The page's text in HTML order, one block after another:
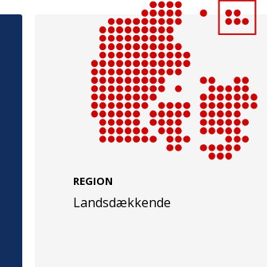
bliver formidlet til danskerne. Det skal
og platforme for
REGION
Landsdækkende
Følg os
TryghedsGruppen
Facebook
TrygFonden
Facebook